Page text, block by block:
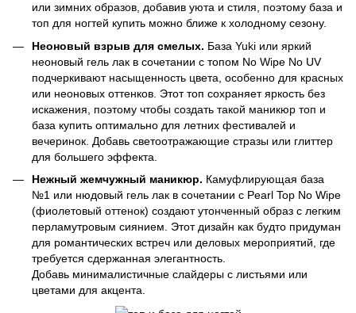
или зимних образов, добавив уюта и стиля, поэтому база и
топ для ногтей купить можно ближе к холодному сезону.
Неоновый взрыв для смелых. База Yuki или яркий
неоновый гель лак в сочетании с топом No Wipe No UV
подчеркивают насыщенность цвета, особенно для красных
или неоновых оттенков. Этот топ сохраняет яркость без
искажения, поэтому чтобы создать такой маникюр топ и
база купить оптимально для летних фестивалей и
вечеринок. Добавь светоотражающие стразы или глиттер
для большего эффекта.
Нежный жемчужный маникюр. Камуфлирующая база
№1 или нюдовый гель лак в сочетании с Pearl Top No Wipe
(фиолетовый оттенок) создают утонченный образ с легким
перламутровым сиянием. Этот дизайн как будто придуман
для романтических встреч или деловых мероприятий, где
требуется сдержанная элегантность.
Добавь минималистичные слайдеры с листьями или
цветами для акцента.